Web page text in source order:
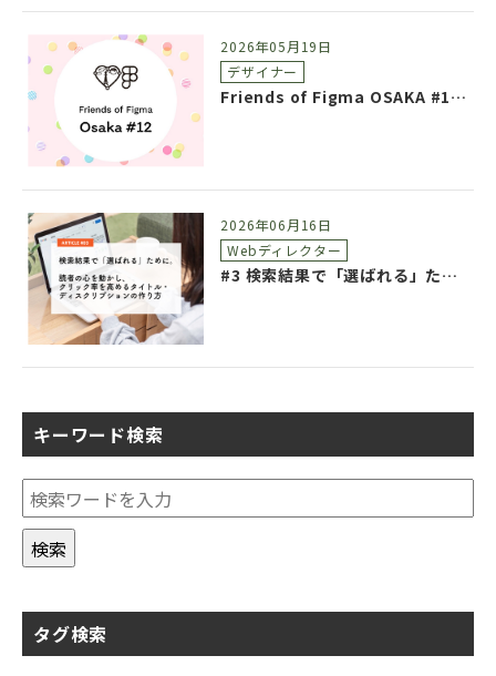
2026年05月19日
デザイナー
Friends of Figma OSAKA #12 参加レポート
2026年06月16日
Webディレクター
#3 検索結果で「選ばれる」ために。読者の心を動かし、クリック率を高めるタイトル・ディスクリプションの作り方
キーワード検索
タグ検索